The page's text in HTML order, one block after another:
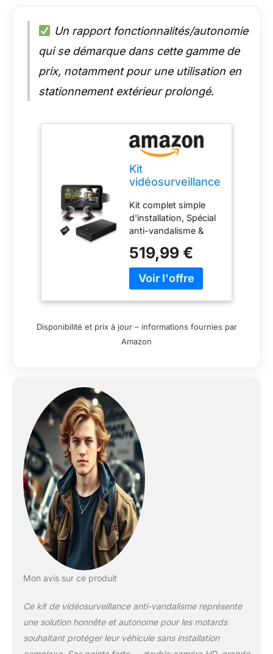
Un rapport fonctionnalités/autonomie
qui se démarque dans cette gamme de
prix, notamment pour une utilisation en
stationnement extérieur prolongé.
Kit
vidéosurveillance
véhicule Auto
Moto avec 2
caméras HD
Longue
autonomie
mémoire 128 Go
Kit complet simple
d'installation, Spécial
anti-vandalisme &
véhicule, Longue
autonomie jusqu'à
plus de 20 heures
(IP 67) Capteur Sony
CMOS 1/2.9" 2
continu, sur carte
micro SDHC d'une
capacité maximale de
128 Go (incluse) 2×
Batteries longue
autonomie 20000
mAh jusqu'à plus de
208 heures
d'enregistrement
vidéo par batterie
519,99 €
Disponibilité et prix à jour – informations fournies par
Amazon
Mon avis sur ce produit
Ce kit de vidéosurveillance anti-vandalisme représente
une solution honnête et autonome pour les motards
souhaitant protéger leur véhicule sans installation